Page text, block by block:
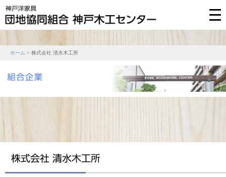
ホーム > 株式会社 清水木工所